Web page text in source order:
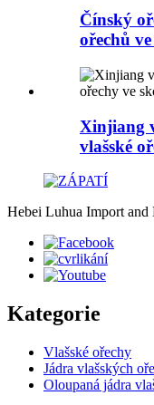
Čínský
ořechů
Xinjiang
vlašské
Hebei Luhua Import
Kategorie
Vlašské ořechy
Jádra vlašských
Oloupaná jádra